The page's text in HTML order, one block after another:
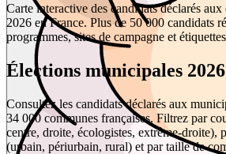
Carte interactive des candidats déclarés
2026 en France. Plus de 50 000 candidats
programmes, sites de campagne et
Élections municipales 2026
Consultez les candidats déclarés aux
34 000 communes françaises. Filtrez par
centre, droite, écologistes, extrême-droite),
(urbain, périurbain, rural) et par taille de